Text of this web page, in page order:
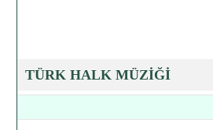
TÜRK HALK MÜZİĞİ